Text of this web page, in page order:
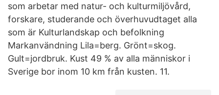
som arbetar med natur- och kulturmiljövård,
forskare, studerande och överhuvudtaget alla
som är Kulturlandskap och befolkning
Markanvändning Lila=berg. Grönt=skog.
Gult=jordbruk. Kust 49 % av alla människor i
Sverige bor inom 10 km från kusten. 11.